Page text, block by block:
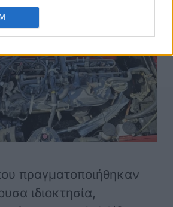
πραγματοποιήθηκαν
ιδιοκτησία,